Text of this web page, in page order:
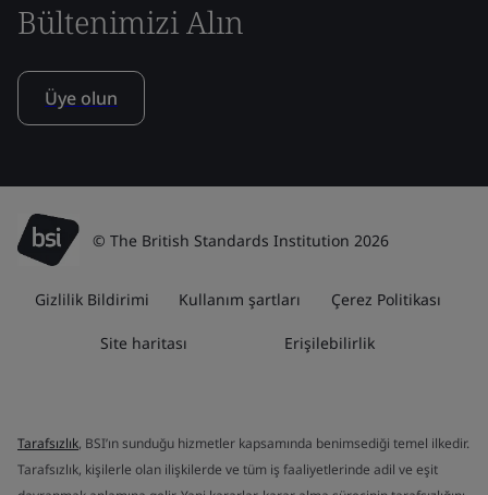
Bültenimizi Alın
Üye olun
© The British Standards Institution 2026
Gizlilik Bildirimi Kullanım şartları Çerez Politikası
Site haritası Erişilebilirlik
Tarafsızlık, BSI’ın sunduğu hizmetler kapsamında benimsediği temel ilkedir.
Tarafsızlık, kişilerle olan ilişkilerde ve tüm iş faaliyetlerinde adil ve eşit